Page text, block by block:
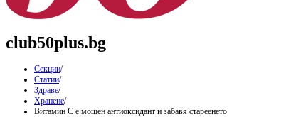
club50plus.bg
Секции/
Статии/
Здраве/
Хранене/
Витамин С е мощен антиоксидант и забавя стареенето